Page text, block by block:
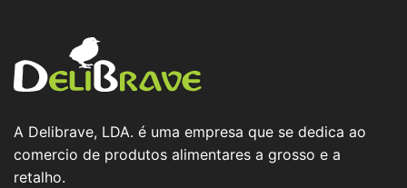
A Delibrave, LDA. é uma empresa que se dedica ao
comercio de produtos alimentares a grosso e a
retalho.